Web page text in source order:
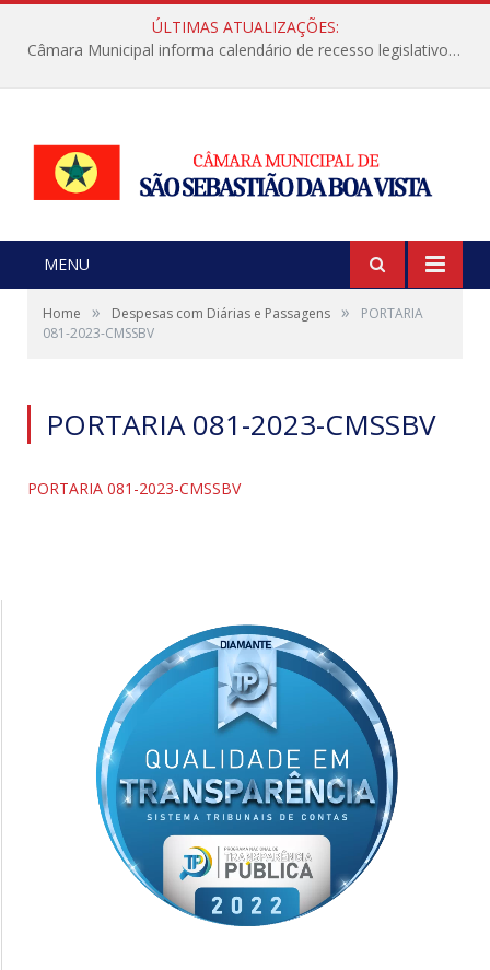
ÚLTIMAS ATUALIZAÇÕES:
Câmara Municipal informa calendário de recesso legislativo de julho
MENU
Home » Despesas com Diárias e Passagens »
PORTARIA
081-2023-CMSSBV
PORTARIA 081-2023-CMSSBV
PORTARIA 081-2023-CMSSBV